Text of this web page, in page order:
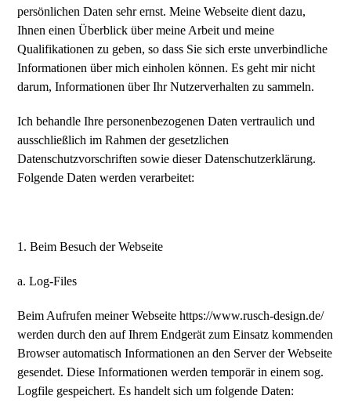
persönlichen Daten sehr ernst. Meine Webseite dient dazu,
Ihnen einen Überblick über meine Arbeit und meine
Qualifikationen zu geben, so dass Sie sich erste unverbindliche
Informationen über mich einholen können. Es geht mir nicht
darum, Informationen über Ihr Nutzerverhalten zu sammeln.
Ich behandle Ihre personenbezogenen Daten vertraulich und
ausschließlich im Rahmen der gesetzlichen
Datenschutzvorschriften sowie dieser Datenschutzerklärung.
Folgende Daten werden verarbeitet:
1. Beim Besuch der Webseite
a. Log-Files
Beim Aufrufen meiner Webseite https://www.rusch-design.de/
werden durch den auf Ihrem Endgerät zum Einsatz kommenden
Browser automatisch Informationen an den Server der Webseite
gesendet. Diese Informationen werden temporär in einem sog.
Logfile gespeichert. Es handelt sich um folgende Daten: